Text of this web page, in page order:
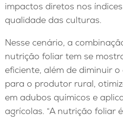
impactos diretos nos
qualidade das culturas.
Nesse cenário, a
nutrição foliar tem se
eficiente, além de diminuir
para o produtor rural,
em adubos químicos e
agrícolas. “A nutrição foliar